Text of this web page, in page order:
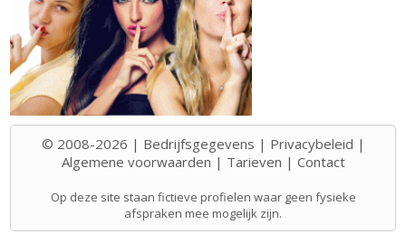
© 2008-2026 | Bedrijfsgegevens | Privacybeleid |
Algemene voorwaarden | Tarieven | Contact
Op deze site staan fictieve profielen waar geen fysieke
afspraken mee mogelijk zijn.